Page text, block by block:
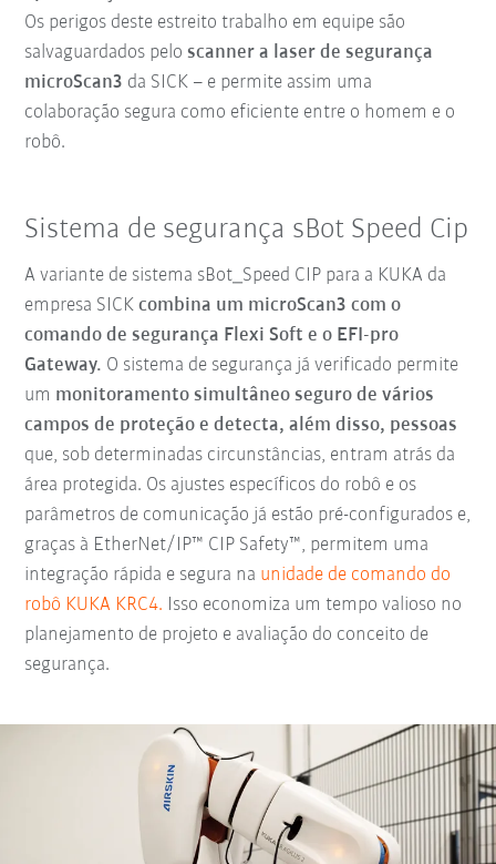
Os perigos deste estreito trabalho em equipe são
salvaguardados peloscanner a laser de segurança
microScan3 da SICK – e permite assim uma
colaboração segura como eficiente entre o homem e o
robô.
Sistema de segurança sBot Speed Cip
A variante de sistema sBot_Speed CIP para a KUKA da
empresa SICKcombina um microScan3 com o
comando de segurança Flexi Soft e o EFI-pro
Gateway. O sistema de segurança já verificado permite
um monitoramento simultâneo seguro de vários
campos de proteção e detecta, além disso, pessoas
que, sob determinadas circunstâncias, entram atrás da
área protegida. Os ajustes específicos do robô e os
parâmetros de comunicação já estão pré-configurados e,
graças à EtherNet/IP™ CIP Safety™, permitem uma
integração rápida e segura na unidade de comando do
robô KUKA KRC4. Isso economiza um tempo valioso no
planejamento de projeto e avaliação do conceito de
segurança.